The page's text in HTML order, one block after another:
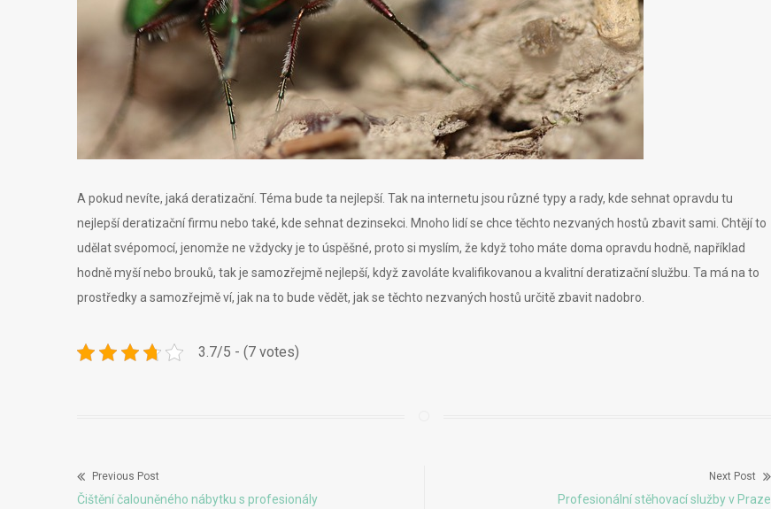
A pokud nevíte, jaká deratizační. Téma bude ta nejlepší. Tak na internetu jsou různé typy a rady, kde sehnat opravdu tu
nejlepší deratizační firmu nebo také, kde sehnat dezinsekci. Mnoho lidí se chce těchto nezvaných hostů zbavit sami. Chtějí to
udělat svépomocí, jenomže ne vždycky je to úspěšné, proto si myslím, že když toho máte doma opravdu hodně, například
hodně myší nebo brouků, tak je samozřejmě nejlepší, když zavoláte kvalifikovanou a kvalitní deratizační službu. Ta má na to
prostředky a samozřejmě ví, jak na to bude vědět, jak se těchto nezvaných hostů určitě zbavit nadobro.
3.7/5 - (7 votes)
Navigace
Previous Post
Previous
Čištění čalouněného nábytku s profesionály
Next Post
Next
Profesionální stěhovací služby v Praze